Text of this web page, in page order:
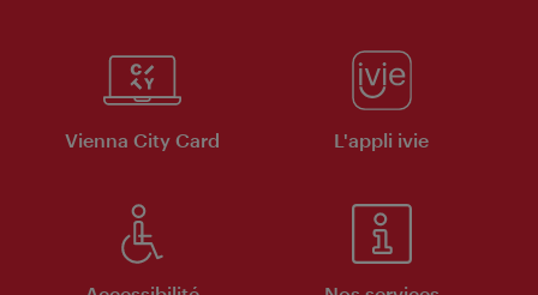
Vienna City Card L'appli ivie